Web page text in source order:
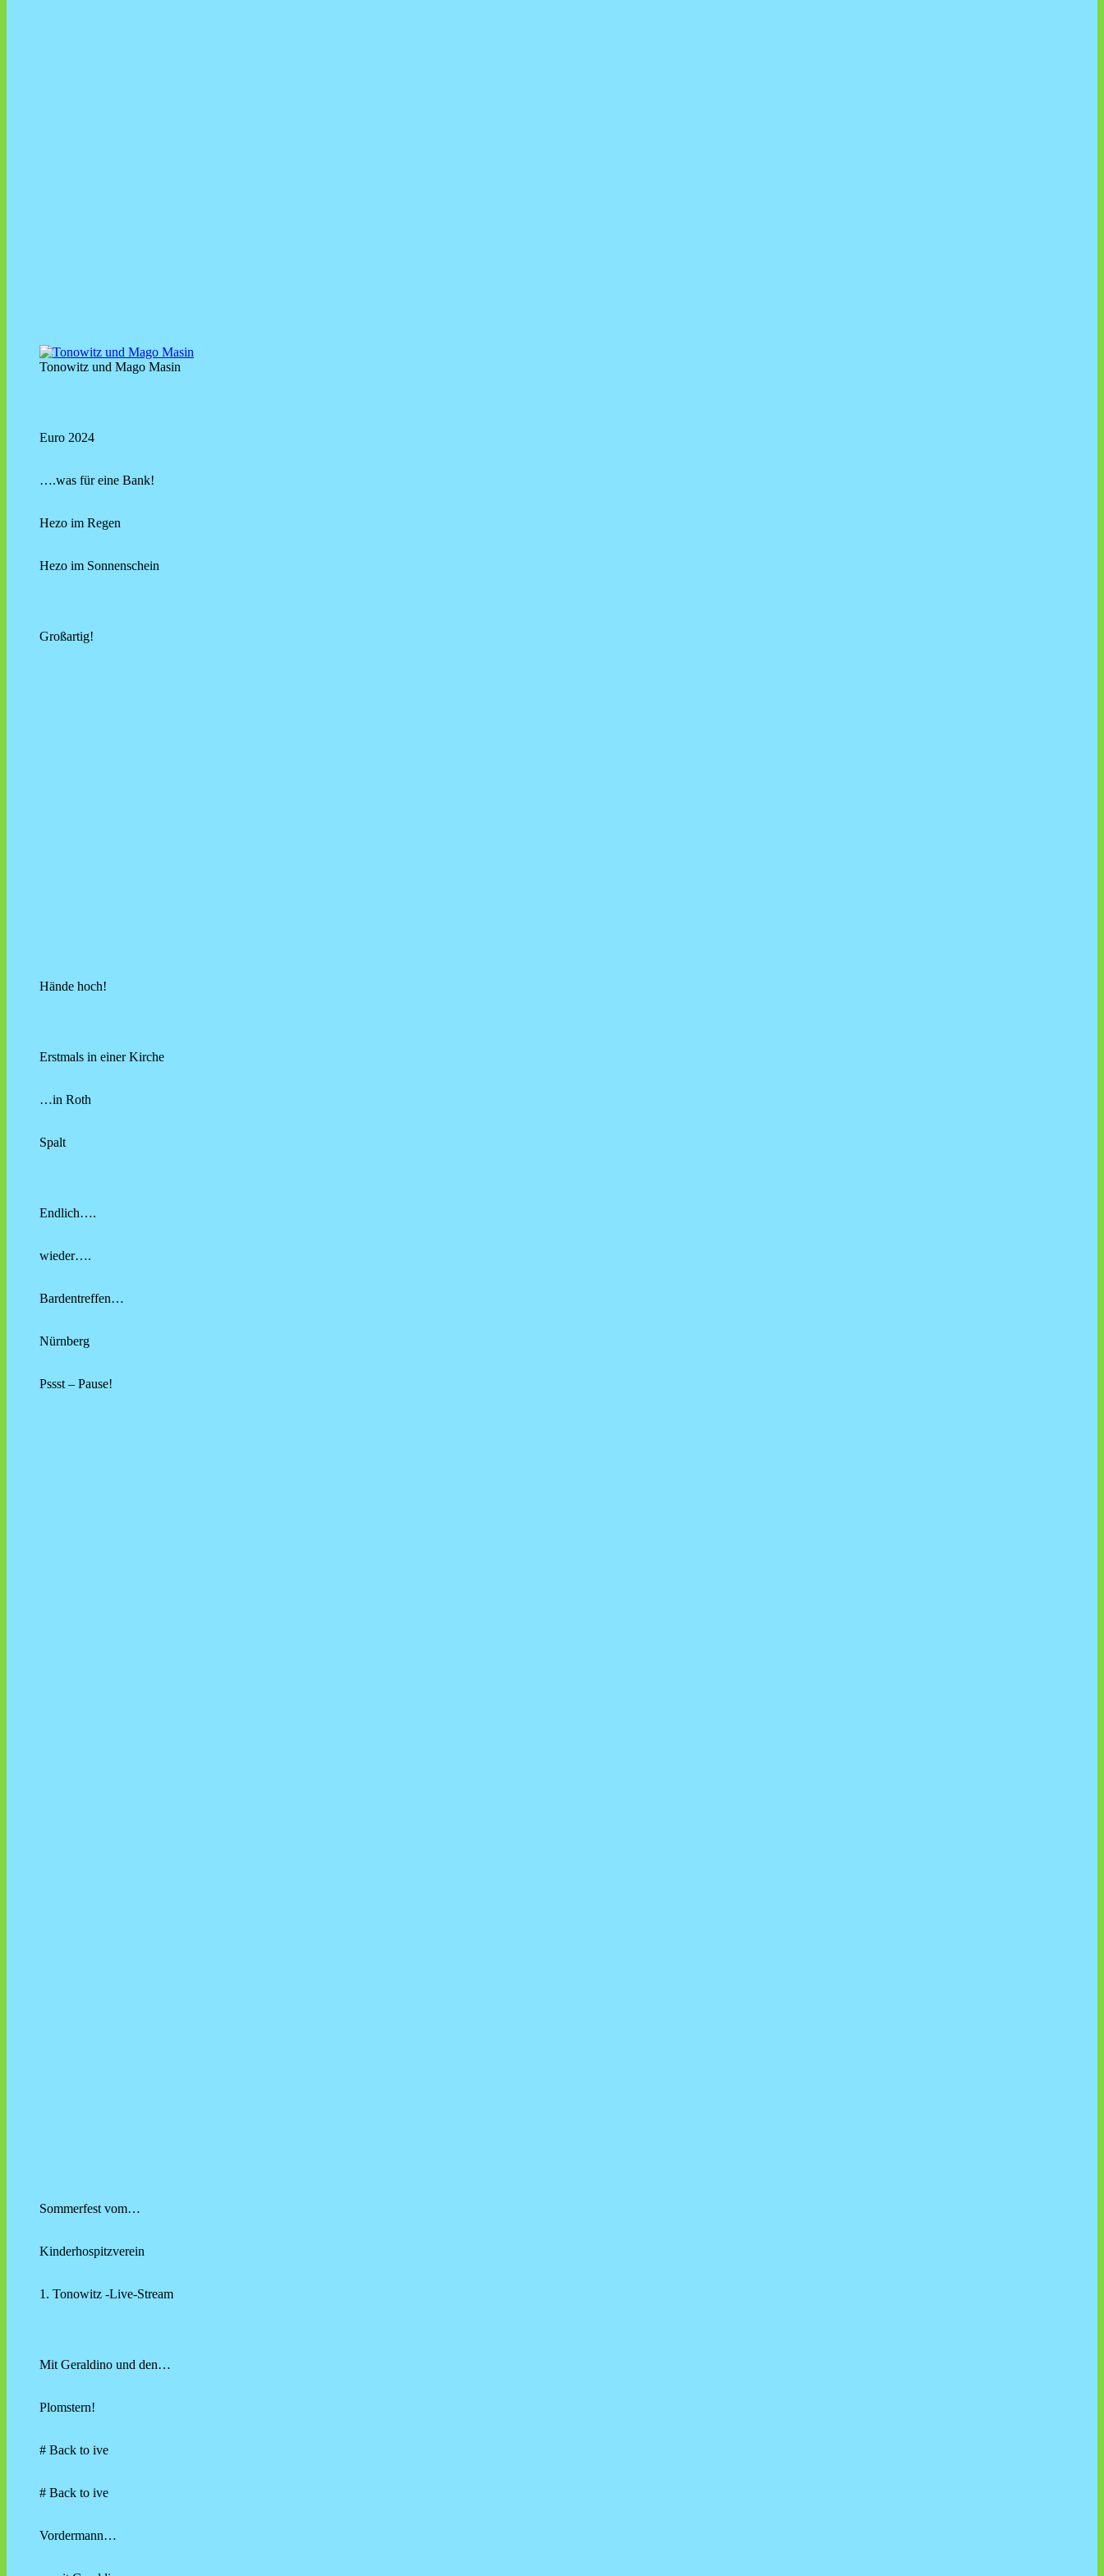
Tonowitz und Mago Masin
Euro 2024
….was für eine Bank!
Hezo im Regen
Hezo im Sonnenschein
Großartig!
Hände hoch!
Erstmals in einer Kirche
…in Roth
Spalt
Endlich….
wieder….
Bardentreffen…
Nürnberg
Pssst – Pause!
Sommerfest vom…
Kinderhospitzverein
1. Tonowitz -Live-Stream
Mit Geraldino und den…
Plomstern!
# Back to ive
# Back to ive
Vordermann…